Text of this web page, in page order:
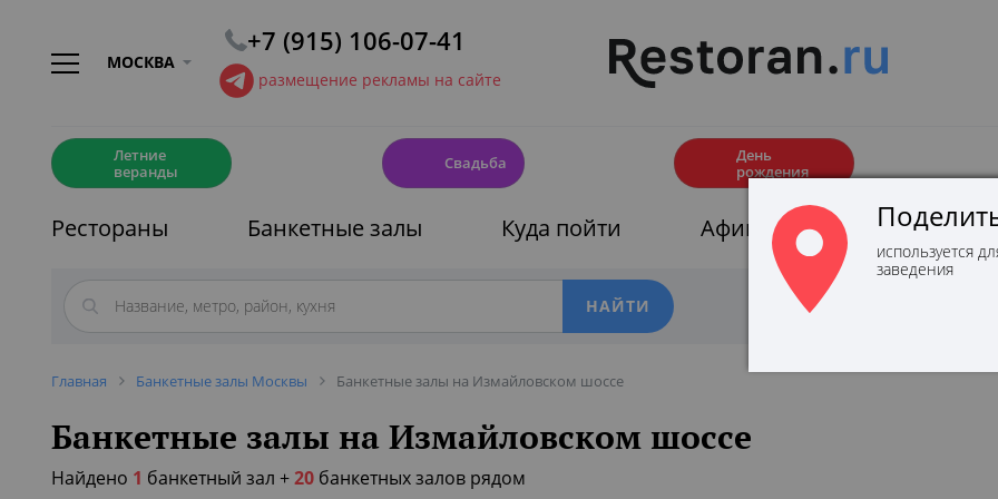
МОСКВА
+7 (915) 106-07-41
размещение рекламы на сайте
Летние
веранды
Свадьба
День
рождения
Рестораны Банкетные залы Куда пойти Афиши Скидки
Фильтры
Главная Банкетные залы Москвы Банкетные залы на Измайловском шоссе
Банкетные залы на Измайловском шоссе
Найдено 1 банкетный зал +20 банкетных залов рядом
используется
заведения